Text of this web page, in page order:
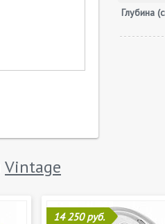
Глубина
Vintage
14 250 руб.